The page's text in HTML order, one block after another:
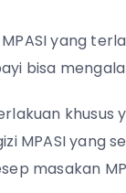
yang
bisa
khusus
yang
masakan